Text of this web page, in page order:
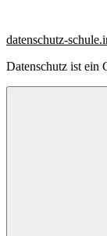
springen
datenschutz-
Datenschutz ist ein